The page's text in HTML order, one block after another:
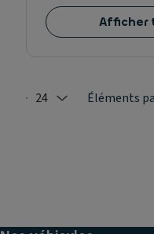
Afficher
Selected: 24
24 Éléments